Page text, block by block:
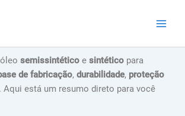
semissintéticoe sintéticopara
de fabricação, durabilidade, proteção
Aqui está um resumo direto para você